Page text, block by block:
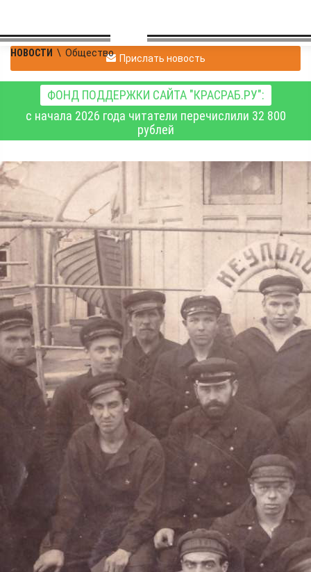
НОВОСТИ \ Общество Прислать новость
ФОНД ПОДДЕРЖКИ САЙТА "КРАСРАБ.РУ":
с начала 2026 года читатели перечислили 32 800
рублей
Жительница Енисейска
Татьяна Михайловна
Попова рассказала о
Севере и Сергиевом-
Посаде
Общество
12.06.2026 11:10 448
Личный состав гидрографического судна «Иней»